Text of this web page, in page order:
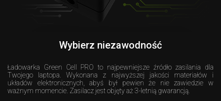
Wybierz niezawodność
Ładowarka Green Cell PRO to najpewniejsze źródło zasilania dla
Twojego laptopa. Wykonana z najwyższej jakości materiałów i
układów elektronicznych, abyś był pewien że nie zawiedzie w
ważnym momencie. Zasilacz jest objęty aż 3-letnią gwarancją.